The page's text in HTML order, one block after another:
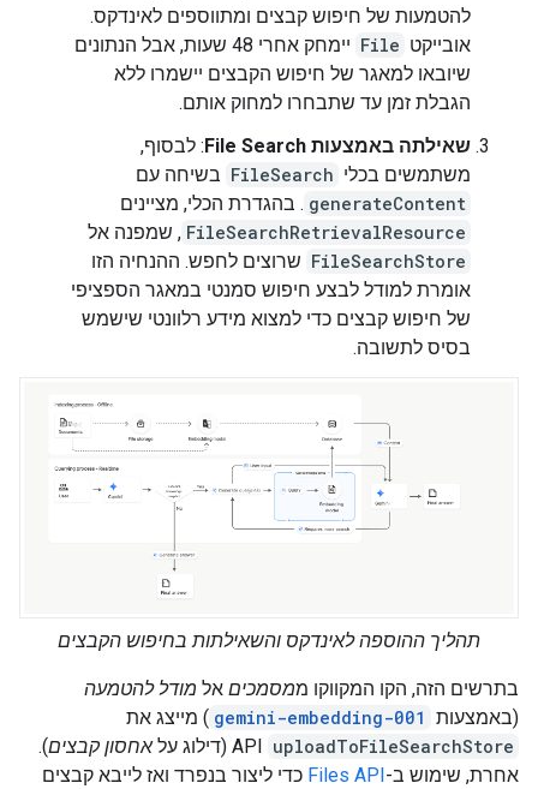
להטמעות של חיפוש קבצים ומתווספים לאינדקס.
אובייקט File
יימחק אחרי 48 שעות, אבל הנתונים
שיובאו למאגר של חיפוש הקבצים יישמרו ללא
הגבלת זמן עד שתבחרו למחוק אותם.
שאילתה באמצעות File Search
: לבסוף,
משתמשים בכלי FileSearch בשיחה עם
generateContent . בהגדרת הכלי, מציינים
FileSearchRetrievalResource , שמפנה אל
FileSearchStore שרוצים לחפש. ההנחיה הזו
אומרת למודל לבצע חיפוש סמנטי במאגר הספציפי
של חיפוש קבצים כדי למצוא מידע רלוונטי שישמש
בסיס לתשובה.
תהליך ההוספה לאינדקס והשאילתות בחיפוש הקבצים
בתרשים הזה, הקו המקווקו ממסמכים אל מודל להטמעה
(באמצעות gemini-embedding-001 ) מייצג את
uploadToFileSearchStore
אחסון קבצים).
אחרת, שימוש ב-Files API כדי ליצור בנפרד ואז לייבא קבצים